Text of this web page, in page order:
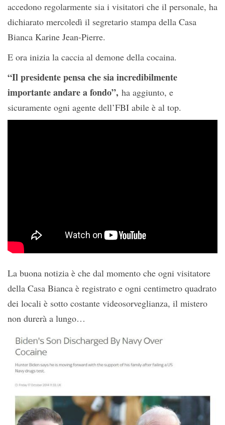
accedono regolarmente sia i visitatori che il personale, ha
dichiarato mercoledì il segretario stampa della Casa
Bianca Karine Jean-Pierre.
E ora inizia la caccia al demone della cocaina.
“Il presidente pensa che sia incredibilmente
importante andare a fondo”, ha aggiunto, e
sicuramente ogni agente dell’FBI abile è al top.
La buona notizia è che dal momento che ogni visitatore
della Casa Bianca è registrato e ogni centimetro quadrato
dei locali è sotto costante videosorveglianza, il mistero
non durerà a lungo…